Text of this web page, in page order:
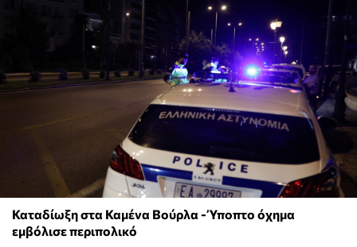
Καταδίωξη στα Καμένα Βούρλα - Ύποπτο όχημα
εμβόλισε περιπολικό